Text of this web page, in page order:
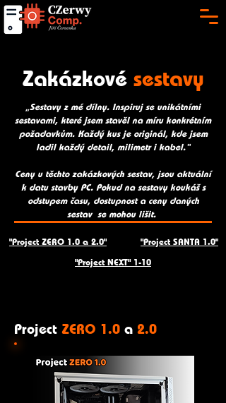
Zakázkové sestavy
„Sestavy z mé dílny. Inspiruj se unikátními
sestavami, které jsem stavěl na míru konkrétním
požadavkům. Každý kus je originál, kde jsem
ladil každý detail, milimetr i kabel.“
Ceny u těchto zakázkových sestav, jsou aktuální
k datu stavby PC. Pokud na sestavy koukáš s
odstupem času, dostupnost a ceny daných
sestav se mohou lišit.
"Project SANTA 1.0"
"Project ZERO 1.0 a 2.0"
"Project NEXT" 1-10
Project ZERO 1.0 a 2.0